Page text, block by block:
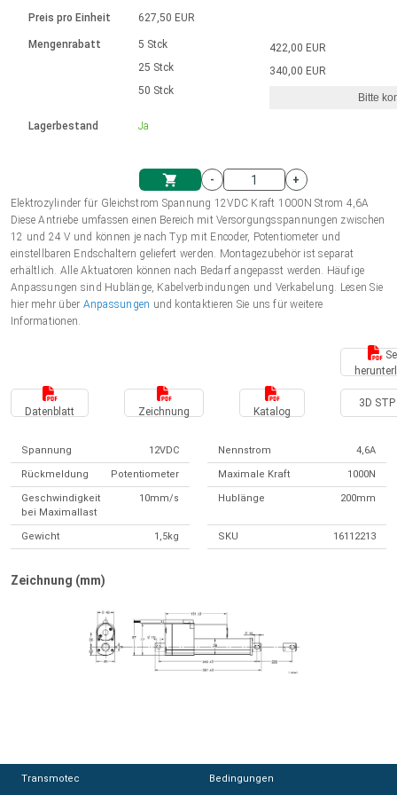
Einheitssystem
Einkaufswagen
Hubmagnete
230 - 50 Hz | 110 - 60 Hz
Drehzahlregelung für die AIS-Serie
Bürstenlose Gleichstrommotoren
mit Planetengetriebe und internem
Ø 28-42| 1-1400 rpm | <= 290Ncm
Bürstenlose DC Motor Controller
Gleichstrommotoren mit
Schneckengetriebe und Bürsten
Ø43-124mm | 31-425rpm | ≤ 41Nm
Treiber für Gleichstrommotoren mit
Synchron-Asynchron | für 1-4 Elektrozylinder
Synchron-Asynchron | für 1-4 Elektrozylinder
Français (EUR)
Polski (EUR)
Norsk (NOK)
Suomi (EUR)
Preis pro Einheit
Mengenrabatt
Lagerbestand
627,50 EUR
5 Stck
25 Stck
50 Stck
Ja
422,00 EUR
340,00 EUR
Bitte
-
+
Elektrozylinder für Gleichstrom Spannung 12VDC Kraft 1000N Strom 4,6A
Diese Antriebe umfassen einen Bereich mit Versorgungsspannungen zwischen
12 und 24 V und können je nach Typ mit Encoder, Potentiometer und
einstellbaren Endschaltern geliefert werden. Montagezubehör ist separat
erhältlich. Alle Aktuatoren können nach Bedarf angepasst werden. Häufige
Anpassungen sind Hublänge, Kabelverbindungen und Verkabelung. Lesen Sie
hier mehr über Anpassungen und kontaktieren Sie uns für weitere
Informationen.
Datenblatt Zeichnung Katalog
3D STP
Spannung 12VDC Nennstrom 4,6A
Rückmeldung Potentiometer Maximale Kraft 1000N
Geschwindigkeit
bei Maximallast
10mm/s Hublänge 200mm
Gewicht 1,5kg SKU 16112213
Zeichnung (mm)
Transmotec Bedingungen
Transmotec Bedingungen